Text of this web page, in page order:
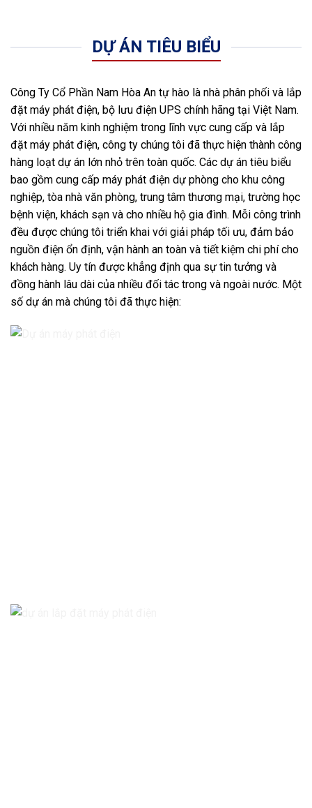
DỰ ÁN TIÊU BIỂU
Công Ty Cổ Phần Nam Hòa An tự hào là nhà phân phối và lắp
đặt máy phát điện, bộ lưu điện UPS chính hãng tại Việt Nam.
Với nhiều năm kinh nghiệm trong lĩnh vực cung cấp và lắp
đặt máy phát điện, công ty chúng tôi đã thực hiện thành công
hàng loạt dự án lớn nhỏ trên toàn quốc. Các dự án tiêu biểu
bao gồm cung cấp máy phát điện dự phòng cho khu công
nghiệp, tòa nhà văn phòng, trung tâm thương mại, trường học
bệnh viện, khách sạn và cho nhiều hộ gia đình. Mỗi công trình
đều được chúng tôi triển khai với giải pháp tối ưu, đảm bảo
nguồn điện ổn định, vận hành an toàn và tiết kiệm chi phí cho
khách hàng. Uy tín được khẳng định qua sự tin tưởng và
đồng hành lâu dài của nhiều đối tác trong và ngoài nước. Một
số dự án mà chúng tôi đã thực hiện: